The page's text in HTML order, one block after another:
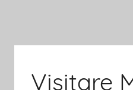
Visitare